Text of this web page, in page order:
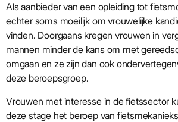
Als aanbieder van een opleiding tot
echter soms moeilijk om vrouwelijke
vinden. Doorgaans kregen vrouwen in
mannen minder de kans om met
omgaan en ze zijn dan ook
deze beroepsgroep.
Vrouwen met interesse in de fietssector
deze stage het beroep van